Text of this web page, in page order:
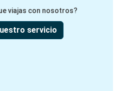
viajas con nosotros?
servicio